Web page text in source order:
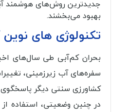
بهبود می‌بخشند.
تکنولوژی‌ های نوین
بحران کم‌آبی طی سال‌های
سفره‌های آب زیرزمینی،
کشاورزی سنتی دیگر
در چنین وضعیتی، استفاده از